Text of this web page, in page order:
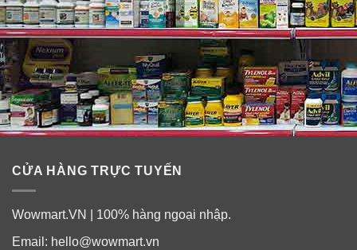
CỬA HÀNG TRỰC TUYẾN
Wowmart.VN | 100% hàng ngoại nhập.
Email: hello@wowmart.vn